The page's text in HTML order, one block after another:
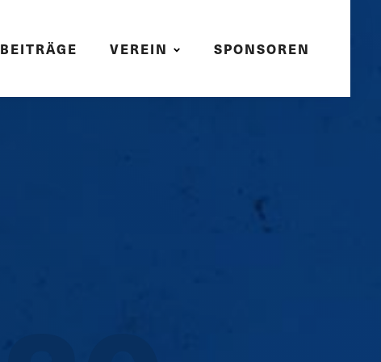
BEITRÄGE VEREIN SPONSOREN